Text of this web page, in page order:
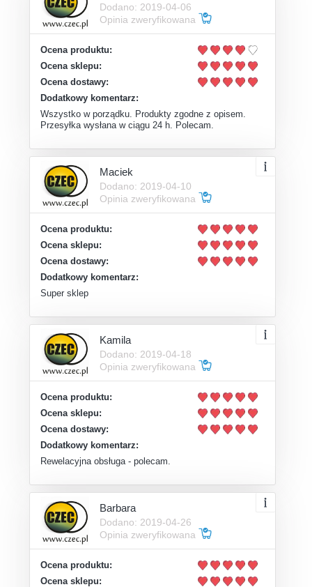
Dodano: 2019-04-06
Opinia zweryfikowana
Ocena produktu:
Ocena sklepu:
Ocena dostawy:
Dodatkowy komentarz:
Wszystko w porządku. Produkty zgodne z opisem.
Przesyłka wysłana w ciągu 24 h. Polecam.
Maciek
Dodano: 2019-04-10
Opinia zweryfikowana
Ocena produktu:
Ocena sklepu:
Ocena dostawy:
Dodatkowy komentarz:
Super sklep
Kamila
Dodano: 2019-04-18
Opinia zweryfikowana
Ocena produktu:
Ocena sklepu:
Ocena dostawy:
Dodatkowy komentarz:
Rewelacyjna obsługa - polecam.
Barbara
Dodano: 2019-04-26
Opinia zweryfikowana
Ocena produktu:
Ocena sklepu: